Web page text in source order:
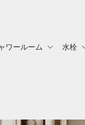
ワールーム 水栓